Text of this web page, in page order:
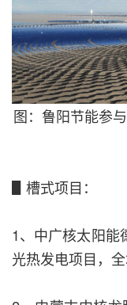
图：鲁阳节能参
▋槽式项目：
1、中广核太阳能
光热发电项目，